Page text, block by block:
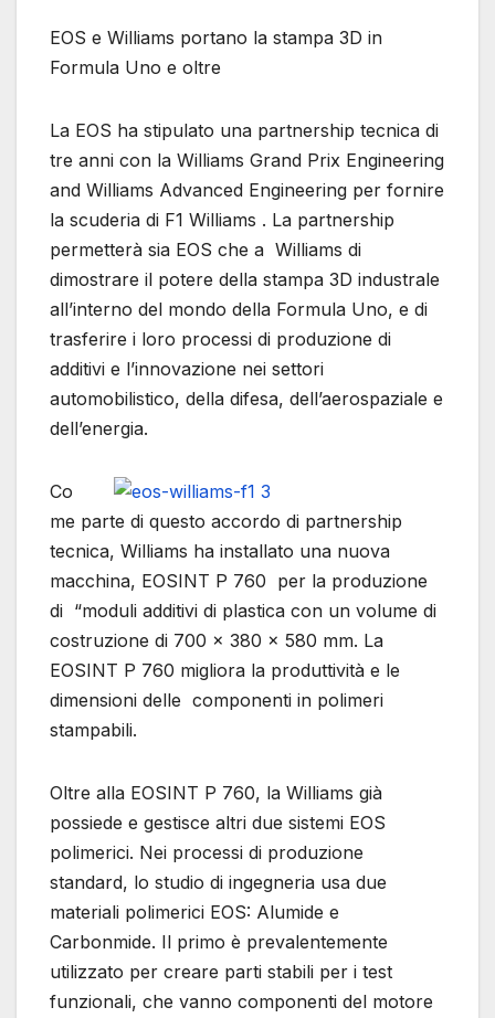
EOS e Williams portano la stampa 3D in
Formula Uno e oltre
La EOS ha stipulato una partnership tecnica di
tre anni con la Williams Grand Prix Engineering
and Williams Advanced Engineering per fornire
la scuderia di F1 Williams . La partnership
permetterà sia EOS che a Williams di
dimostrare il potere della stampa 3D industrale
all’interno del mondo della Formula Uno, e di
trasferire i loro processi di produzione di
additivi e l’innovazione nei settori
automobilistico, della difesa, dell’aerospaziale e
dell’energia.
Co
me parte di questo accordo di partnership
tecnica, Williams ha installato una nuova
macchina, EOSINT P 760 per la produzione
di “moduli additivi di plastica con un volume di
costruzione di 700 x 380 x 580 mm. La
EOSINT P 760 migliora la produttività e le
dimensioni delle componenti in polimeri
stampabili.
Oltre alla EOSINT P 760, la Williams già
possiede e gestisce altri due sistemi EOS
polimerici. Nei processi di produzione
standard, lo studio di ingegneria usa due
materiali polimerici EOS: Alumide e
Carbonmide. Il primo è prevalentemente
utilizzato per creare parti stabili per i test
funzionali, che vanno componenti del motore